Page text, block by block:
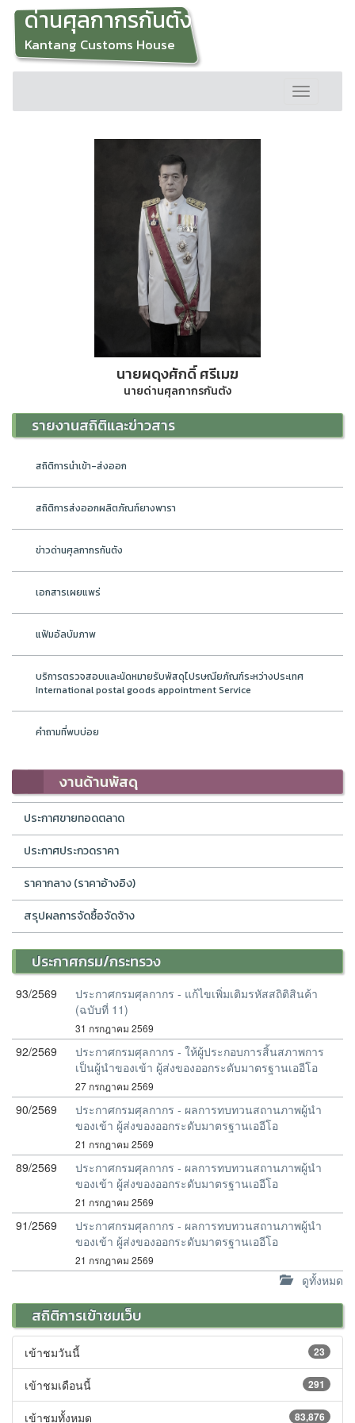
ด่านศุลกากรกันตัง
Kantang Customs House
Toggle
navigation
นายผดุงศักดิ์ ศรีเมฆ
นายด่านศุลกากรกันตัง
รายงานสถิติและข่าวสาร
สถิติการนำเข้า-ส่งออก
สถิติการส่งออกผลิตภัณฑ์ยางพารา
ข่าวด่านศุลกากรกันตัง
เอกสารเผยแพร่
แฟ้มอัลบัมภาพ
บริการตรวจสอบและนัดหมายรับพัสดุไปรษณียภัณฑ์ระหว่างประเทศ
International postal goods appointment Service
คำถามที่พบบ่อย
งานด้านพัสดุ
ประกาศขายทอดตลาด
ประกาศประกวดราคา
ราคากลาง (ราคาอ้างอิง)
สรุปผลการจัดซื้อจัดจ้าง
ประกาศกรม/กระทรวง
93/2569
ประกาศกรมศุลกากร - แก้ไขเพิ่มเติมรหัสสถิติสินค้า
(ฉบับที่ 11)
31 กรกฎาคม 2569
92/2569
ประกาศกรมศุลกากร - ให้ผู้ประกอบการสิ้นสภาพการ
เป็นผู้นำของเข้า ผู้ส่งของออกระดับมาตรฐานเออีโอ
27 กรกฎาคม 2569
90/2569
ประกาศกรมศุลกากร - ผลการทบทวนสถานภาพผู้นำ
ของเข้า ผู้ส่งของออกระดับมาตรฐานเออีโอ
21 กรกฎาคม 2569
89/2569
ประกาศกรมศุลกากร - ผลการทบทวนสถานภาพผู้นำ
ของเข้า ผู้ส่งของออกระดับมาตรฐานเออีโอ
21 กรกฎาคม 2569
91/2569
ประกาศกรมศุลกากร - ผลการทบทวนสถานภาพผู้นำ
ของเข้า ผู้ส่งของออกระดับมาตรฐานเออีโอ
21 กรกฎาคม 2569
ดูทั้งหมด
สถิติการเข้าชมเว็บ
23
เข้าชมวันนี้
291
เข้าชมเดือนนี้
83,876
เข้าชมทั้งหมด